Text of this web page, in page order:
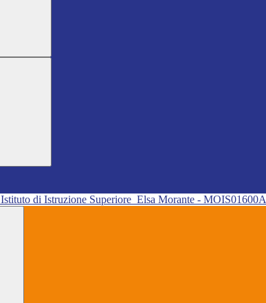
Istituto di Istruzione Superiore Elsa Morante - MOIS01600A